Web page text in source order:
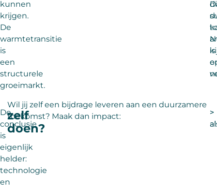
kunnen
krijgen.
De
warmtetransitie
is
een
structurele
groeimarkt.
is
De
conclusie
is
eigenlijk
helder:
technologie
en
zelf
doen?
Wil jij zelf een bijdrage leveren aan een duurzamere
toekomst? Maak dan impact:
>
>